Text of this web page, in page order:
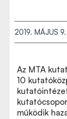
2019. MÁJUS 9.
A főtitkári
Az MTA
10
működik